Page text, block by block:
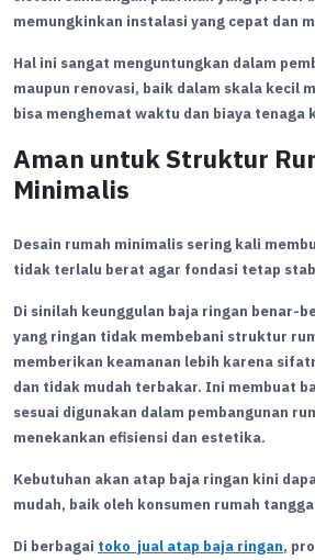
memungkinkan instalasi yang cepat dan
Hal ini sangat menguntungkan dalam
maupun renovasi, baik dalam skala kecil
bisa menghemat waktu dan biaya tenaga
Aman untuk Struktur
Minimalis
Desain rumah minimalis sering kali
tidak terlalu berat agar fondasi tetap
Di sinilah keunggulan baja ringan benar-
yang ringan tidak membebani struktur
memberikan keamanan lebih karena
dan tidak mudah terbakar. Ini membuat
sesuai digunakan dalam pembangunan
menekankan efisiensi dan estetika.
Kebutuhan akan atap baja ringan kini
mudah, baik oleh konsumen rumah
Di berbagai toko jual atap baja ringan,